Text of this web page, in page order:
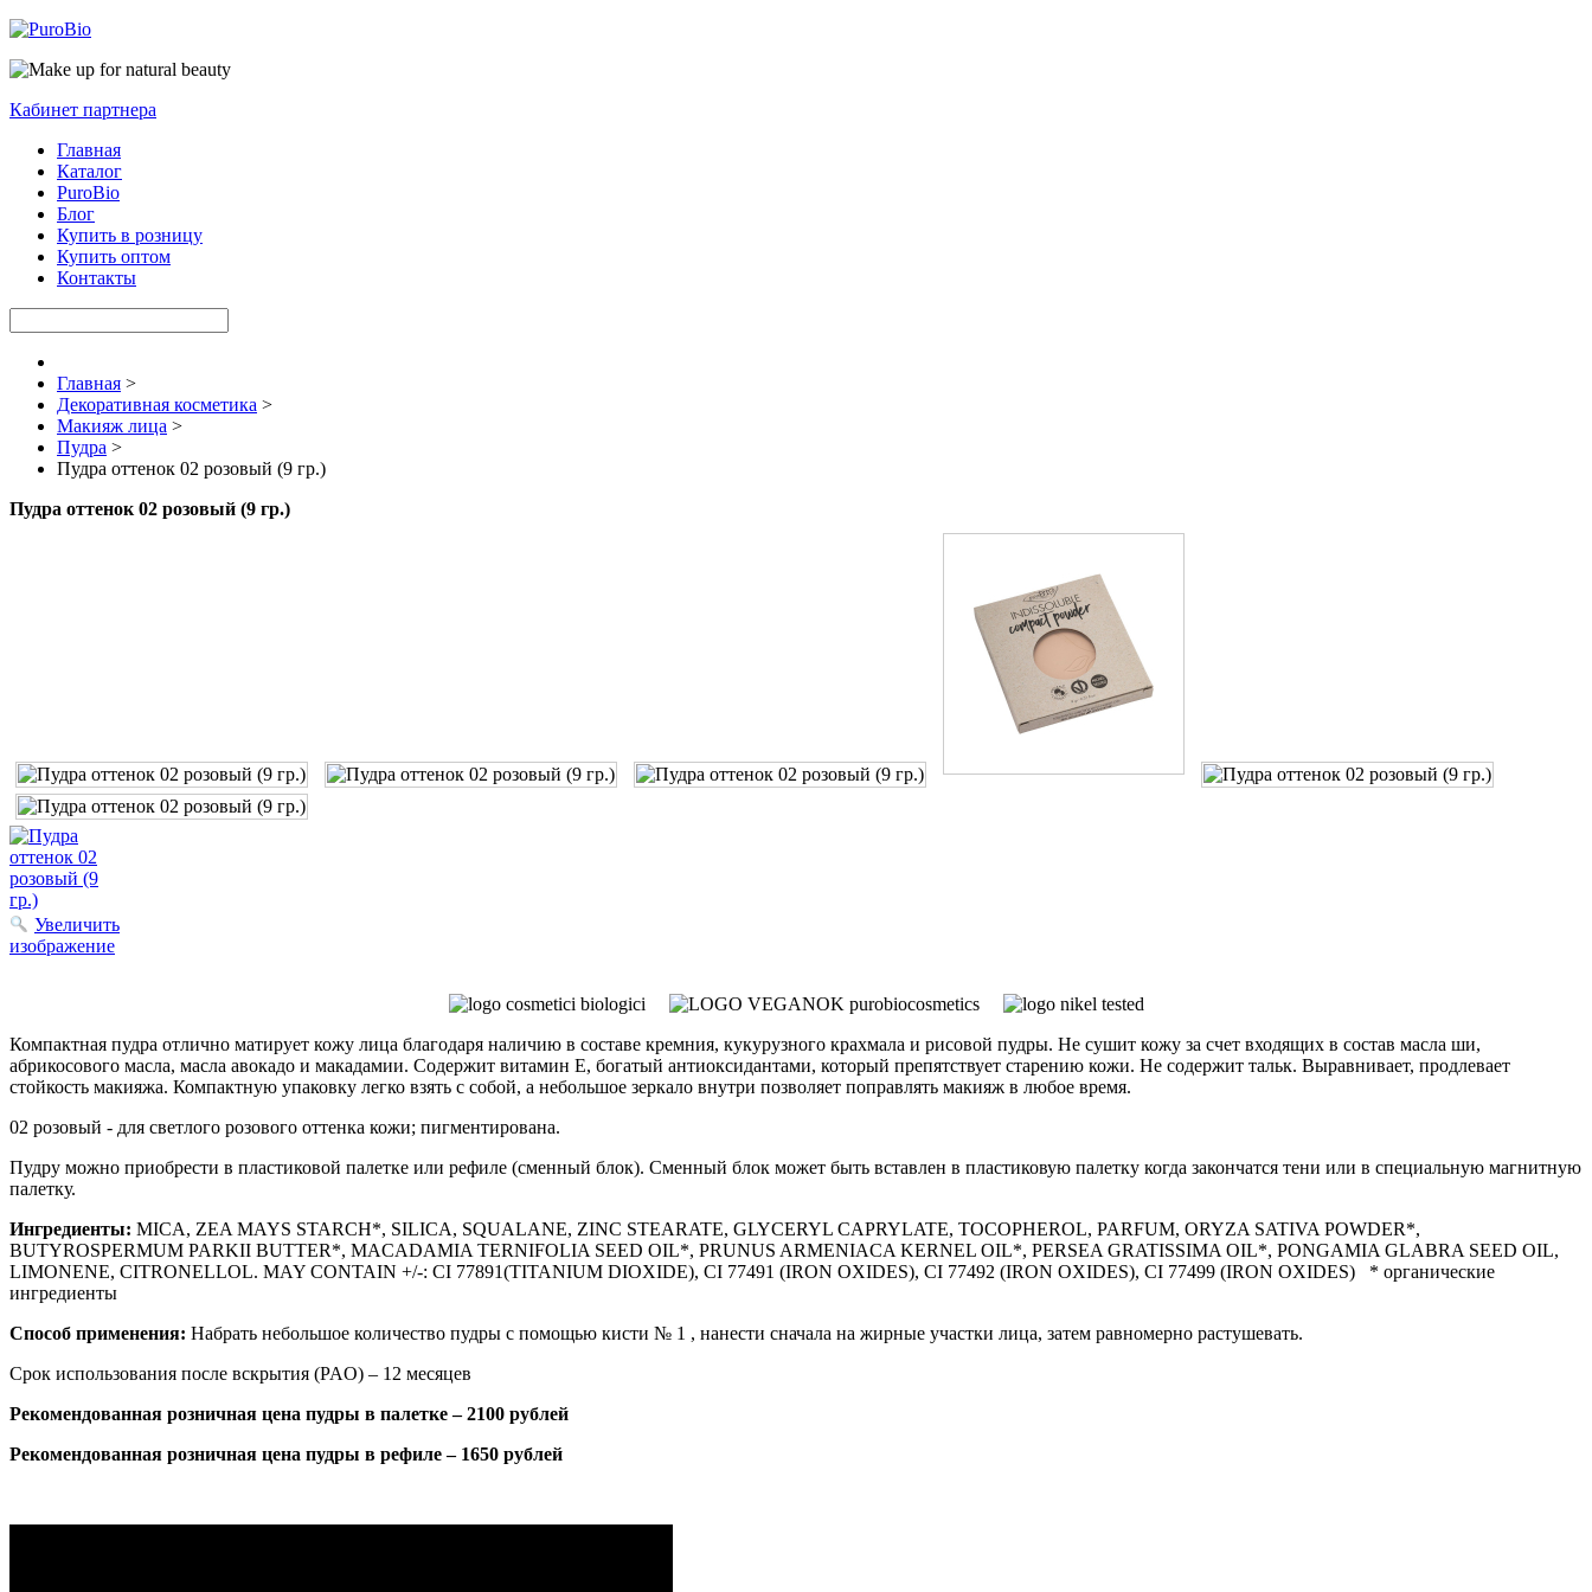
Кабинет партнера
Главная
Каталог
PuroBio
Блог
Купить в розницу
Купить оптом
Контакты
Главная >
Декоративная косметика >
Макияж лица >
Пудра >
Пудра оттенок 02 розовый (9 гр.)
Пудра оттенок 02 розовый (9 гр.)
Увеличить
изображение
Компактная пудра отлично матирует кожу лица благодаря наличию в составе кремния, кукурузного крахмала и рисовой пудры. Не сушит кожу за счет входящих в состав масла ши,
абрикосового масла, масла авокадо и макадамии. Содержит витамин E, богатый антиоксидантами, который препятствует старению кожи. Не содержит тальк. Выравнивает, продлевает
стойкость макияжа. Компактную упаковку легко взять с собой, а небольшое зеркало внутри позволяет поправлять макияж в любое время.
02 розовый - для светлого розового оттенка кожи; пигментирована.
Пудру можно приобрести в пластиковой палетке или рефиле (сменный блок). Сменный блок может быть вставлен в пластиковую палетку когда закончатся тени или в специальную магнитную
палетку.
Ингредиенты: MICA, ZEA MAYS STARCH*, SILICA, SQUALANE, ZINC STEARATE, GLYCERYL CAPRYLATE, TOCOPHEROL, PARFUM, ORYZA SATIVA POWDER*,
BUTYROSPERMUM PARKII BUTTER*, MACADAMIA TERNIFOLIA SEED OIL*, PRUNUS ARMENIACA KERNEL OIL*, PERSEA GRATISSIMA OIL*, PONGAMIA GLABRA SEED OIL,
LIMONENE, CITRONELLOL. MAY CONTAIN +/-: CI 77891(TITANIUM DIOXIDE), CI 77491 (IRON OXIDES), CI 77492 (IRON OXIDES), CI 77499 (IRON OXIDES) * органические
ингредиенты
Способ применения: Набрать небольшое количество пудры с помощью кисти № 1 , нанести сначала на жирные участки лица, затем равномерно растушевать.
Срок использования после вскрытия (PAO) – 12 месяцев
Рекомендованная розничная цена пудры в палетке – 2100 рублей
Рекомендованная розничная цена пудры в рефиле – 1650 рублей